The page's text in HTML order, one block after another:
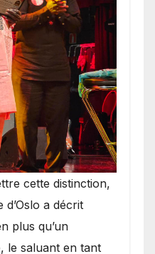
cette distinction,
d’Oslo a décrit
plus qu’un
le saluant en tant